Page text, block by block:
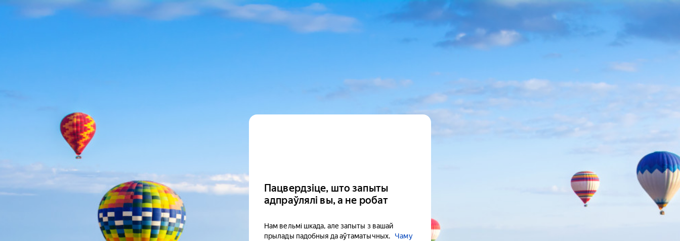
Пацвердзіце, што запыты
адпраўлялі вы, а не робат
Нам вельмі шкада, але запыты з вашай
прылады падобныя да аўтаматычных.
Чаму